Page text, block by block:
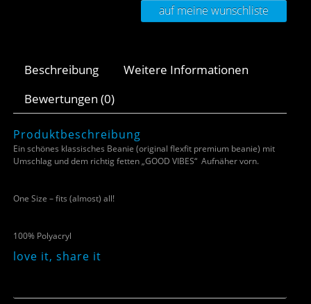
auf meine wunschliste
Beschreibung
Weitere Informationen
Bewertungen (0)
Produktbeschreibung
Ein schönes klassisches Beanie (original flexfit premium beanie) mit
Umschlag und dem richtig fetten „GOOD VIBES“ Aufnäher vorn.
One Size – fits (almost) all!
100% Polyacryl
love it, share it